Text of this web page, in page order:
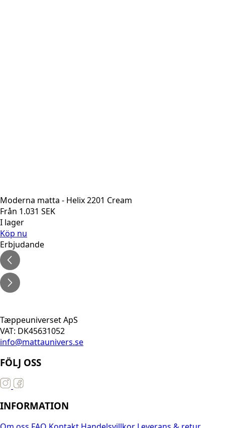
Moderna matta - Helix 2201 Cream
Från 1.031 SEK
I lager
Köp nu
Erbjudande
Tæppeuniverset ApS
VAT: DK45631052
info@mattaunivers.se
FÖLJ OSS
INFORMATION